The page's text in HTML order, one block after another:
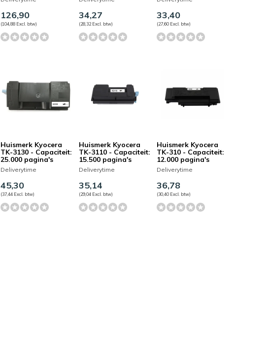
126,90
(104,88 Excl. btw)
34,27
(28,32 Excl. btw)
33,40
(27,60 Excl. btw)
Huismerk Kyocera
TK-3130 - Capaciteit:
25.000 pagina's
Deliverytime
45,30
(37,44 Excl. btw)
Huismerk Kyocera
TK-3110 - Capaciteit:
15.500 pagina's
Deliverytime
35,14
(29,04 Excl. btw)
Huismerk Kyocera
TK-310 - Capaciteit:
12.000 pagina's
Deliverytime
36,78
(30,40 Excl. btw)